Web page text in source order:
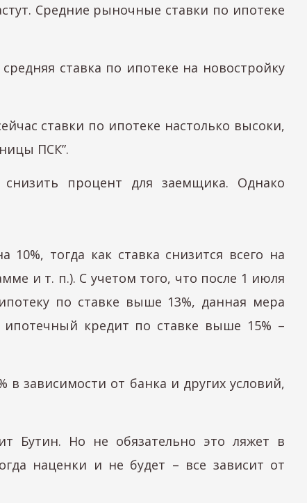
Средние рыночные ставки по ипотеке
ставка по ипотеке на новостройку
ставки по ипотеке настолько высоки,
ПСК”.
процент для заемщика. Однако
тогда как ставка снизится всего на
и т. п.). С учетом того, что после 1 июля
по ставке выше 13%, данная мера
кредит по ставке выше 15% –
зависимости от банка и других условий,
Бутин. Но не обязательно это ляжет в
наценки и не будет – все зависит от